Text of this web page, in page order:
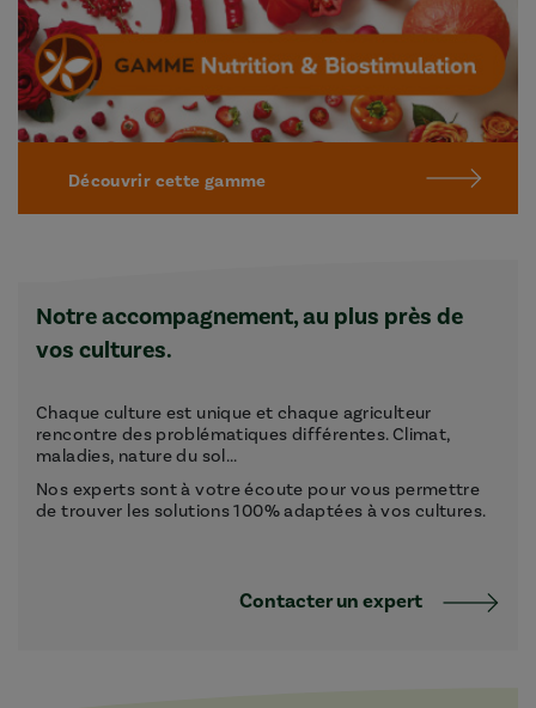
Découvrir cette gamme
Notre accompagnement, au plus près de
vos cultures.
Chaque culture est unique et chaque agriculteur
rencontre des problématiques différentes. Climat,
maladies, nature du sol...
Nos experts sont à votre écoute pour vous permettre
de trouver les solutions 100% adaptées à vos cultures.
Contacter un expert